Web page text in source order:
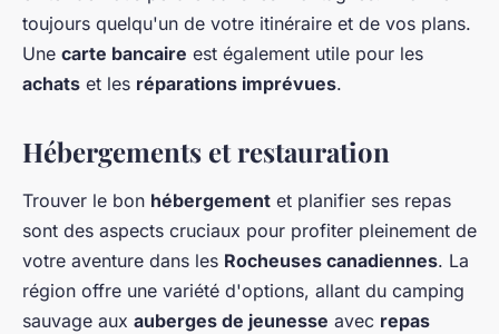
toujours quelqu'un de votre itinéraire et de vos plans.
Une carte bancaire est également utile pour les
achats et les réparations imprévues.
Hébergements et restauration
Trouver le bon hébergement et planifier ses repas
sont des aspects cruciaux pour profiter pleinement de
votre aventure dans les Rocheuses canadiennes. La
région offre une variété d'options, allant du camping
sauvage aux auberges de jeunesse avec repas